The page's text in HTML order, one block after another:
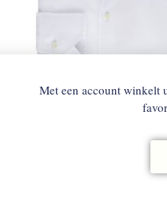
SLIMLINE
Met een account winkelt